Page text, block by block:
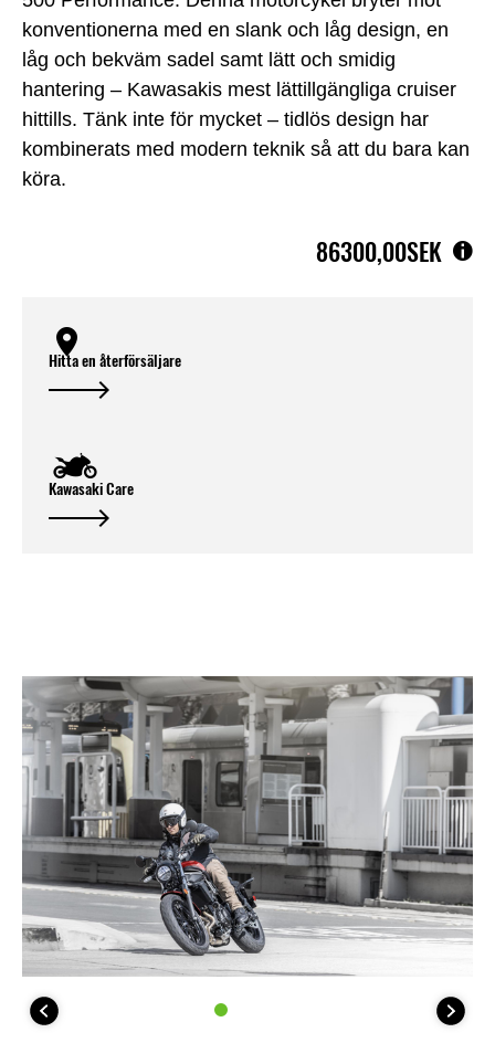
konventionerna med en slank och låg design, en
låg och bekväm sadel samt lätt och smidig
hantering – Kawasakis mest lättillgängliga cruiser
hittills. Tänk inte för mycket – tidlös design har
kombinerats med modern teknik så att du bara kan
köra.
86300,00SEK
Hitta en återförsäljare
Kawasaki Care